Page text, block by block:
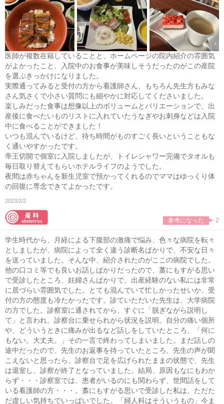
医師が複数在籍していることと、ホームページの院内紹介の雰囲気
がよかったこと、入院中のお食事が美味しそうだったのがこの産院
を選ぶきっかけになりました。
実際通ってみると受付の方から看護師さん、もちろん先生方もみな
さん気さくで小さい質問にも細やかに対応してくださいました。
楽しみだった食事は想像以上のボリュームとバリエーションで、出
産後に食べたいものリストに入れていたうなぎやお刺身などは入院
中に食べることができました！
いつも混んでいるけど、待ち時間がものすごく長いということもな
く通いやすかったです。
帝王切開で個室に入院しましたが、トイレシャワー完備でタオルも
毎日取り替えてもらいホテルライフのようでした。
夜間は赤ちゃんを新生児室で預かってくれるのでママはゆっくり体
の回復に専念できてよかったです。
2023/2/2
参考になった 2
学生時代から、月経による下腹部の激痛で悩み、色々な病院を転々
としましたが、病院によって全く違う診断名ばかりで、不安な日々
を送っていました。そんな中、紹介されたのがここの病院でした。
他の口コミ等でも良いお話しばかりだったので、藁にもすがる思い
で受診したところ、妊婦さんばかりで、出産経験のない私には非常
に居づらい雰囲気でした。とても混んでいて忙しかったせいか、受
付の方の態度も冷たかったです。診ていただいた先生は、大学病院
の方でした。診察室に通されてから、すぐに「脱ぎながら説明し
て」と言われ、診察台に乗せられがら状況を説明。自分の痛い個所
や、どういうときに痛みが出るなど話しをしていたところ、「何に
もない。大丈夫。」その一言で終わってしまいました。まだ話しの
途中だったので、先生のお返事を待っていたところ、先生の声が聞
こえないと思ったら、診察台で足を広げられたままの状態で、先生
は退室し、診察が終了となっていました。結局、原因もなにもわか
らず・・・診察室では、患者がいるのにも関わらず、世間話をして
いる看護師の方・・・。藁にもすがる思いで受診した私は、ただた
だ虚しい気持ちでいっぱいでした。「婦人科はそういうもの」今ま